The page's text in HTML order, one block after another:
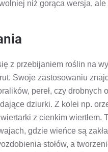
niż gorąca wersja,
z przebijaniem roślin na
Swoje zastosowaniu
pereł, czy
dziurki. Z kolei np.
z cienkim
gdzie wieńce są
stołów, a